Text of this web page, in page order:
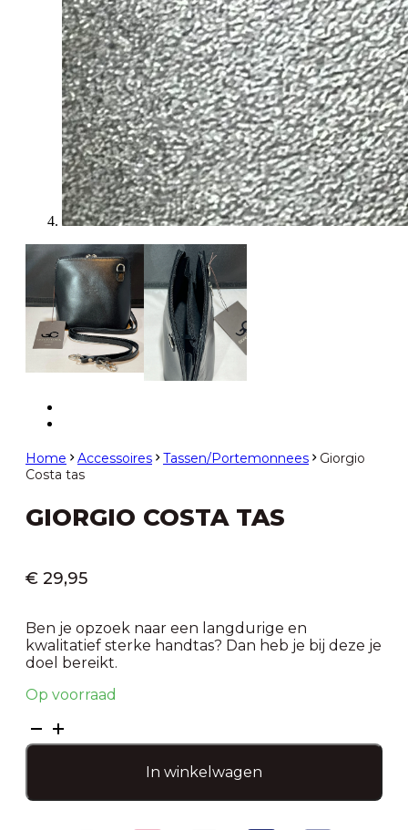
Home Accessoires Tassen/Portemonnees
Giorgio
Costa tas
GIORGIO COSTA TAS
€ 29,95
Ben je opzoek naar een langdurige en
kwalitatief sterke handtas? Dan heb je bij deze je
doel bereikt.
Op voorraad
Giorgio
Costa
In winkelwagen